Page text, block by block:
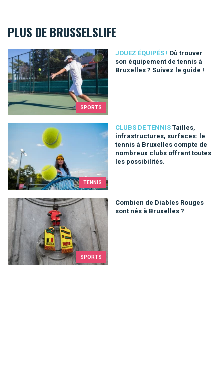
PLUS DE BRUSSELSLIFE
SPORTS
JOUEZ ÉQUIPÉS ! Où trouver
son équipement de tennis à
Bruxelles ? Suivez le guide !
Où trouver son équipement de tennis à Bruxelles ? Suivez le
TENNIS
CLUBS DE TENNIS Tailles,
infrastructures, surfaces: le
tennis à Bruxelles compte de
nombreux clubs offrant toutes
les possibilités.
Tailles, infrastructures, surfaces: le tennis à Bruxelles
SPORTS
Combien de Diables Rouges
sont nés à Bruxelles ?
Combien de Diables Rouges sont nés à Bruxelles ?